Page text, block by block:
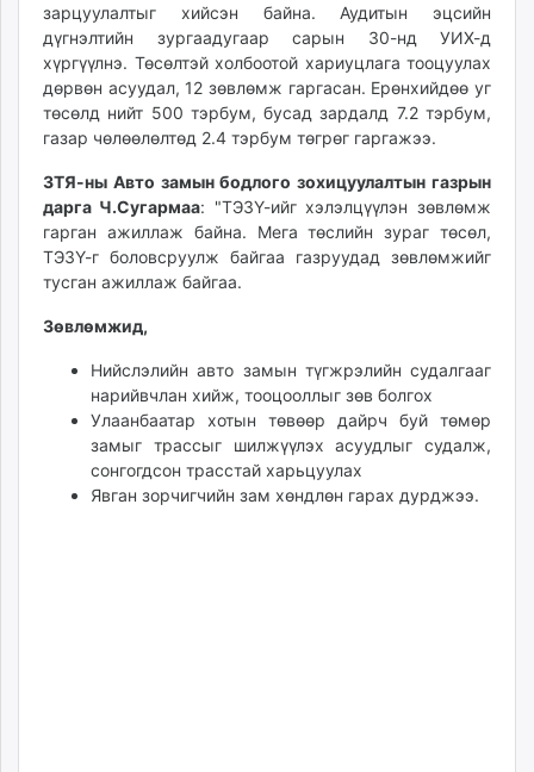
tac.mn
paparazzi.mn
unread.today
зарцуулалтыг хийсэн байна. Аудитын эцсийн
дүгнэлтийн зургаадугаар сарын 30-нд УИХ-д
хүргүүлнэ. Төсөлтэй холбоотой хариуцлага тооцуулах
дөрвөн асуудал, 12 зөвлөмж гаргасан. Ерөнхийдөө уг
төсөлд нийт 500 тэрбум, бусад зардалд 7.2 тэрбум,
газар чөлөөлөлтөд 2.4 тэрбум төгрөг гаргажээ.
ЗТЯ-ны Авто замын бодлого зохицуулалтын газрын
дарга Ч.Сугармаа: "ТЭЗҮ-ийг хэлэлцүүлэн зөвлөмж
гарган ажиллаж байна. Мега төслийн зураг төсөл,
ТЭЗҮ-г боловсруулж байгаа газруудад зөвлөмжийг
тусган ажиллаж байгаа.
Зөвлөмжид,
Нийслэлийн авто замын түгжрэлийн судалгааг
нарийвчлан хийж, тооцооллыг зөв болгох
Улаанбаатар хотын төвөөр дайрч буй төмөр
замыг трассыг шилжүүлэх асуудлыг судалж,
сонгогдсон трасстай харьцуулах
Явган зорчигчийн зам хөндлөн гарах дурджээ.